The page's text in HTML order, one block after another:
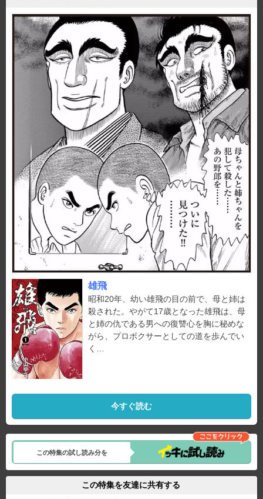
雄飛
昭和20年、幼い雄飛の目の前で、母と姉は
殺された。やがて17歳となった雄飛は、母
と姉の仇である男への復讐心を胸に秘めな
がら、プロボクサーとしての道を歩んでい
く…
今すぐ読む
この特集の試し読み分を
この特集を友達に共有する